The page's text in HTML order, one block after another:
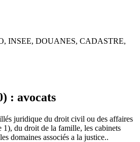
INSEE, DOUANES, CADASTRE,
: avocats
juridique du droit civil ou des affaires
1), du droit de la famille, les cabinets
domaines associés a la justice..